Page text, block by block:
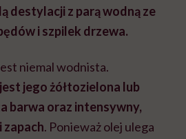
destylacji z parą wodną ze
i szpilek drzewa.
niemal wodnista.
jego żółtozielona lub
barwa oraz intensywny,
. Ponieważ olej ulega